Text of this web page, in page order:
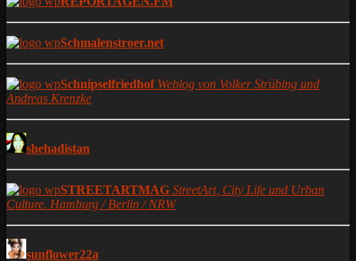
Schmalenstroer.net
Schnipselfriedhof Weblog von Volker Strübing und
Andreas Krenzke
shehadistan
STREETARTMAG StreetArt, City Life und Urban
Culture. Hamburg / Berlin / NRW
sunflower22a